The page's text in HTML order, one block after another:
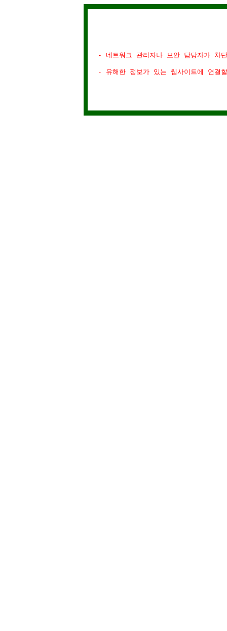
- 네트워크 관리자나 보안 담당자가 차
- 유해한 정보가 있는 웹사이트에 연결